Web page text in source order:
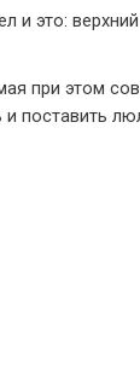
и это:
при этом
поставить